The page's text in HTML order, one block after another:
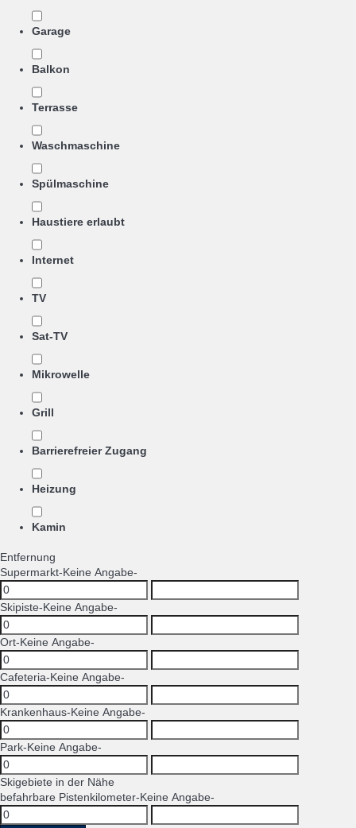
Garage
Balkon
Terrasse
Waschmaschine
Spülmaschine
Haustiere erlaubt
Internet
TV
Sat-TV
Mikrowelle
Grill
Barrierefreier Zugang
Heizung
Kamin
Entfernung
Supermarkt-Keine Angabe-
Skipiste-Keine Angabe-
Ort-Keine Angabe-
Cafeteria-Keine Angabe-
Krankenhaus-Keine Angabe-
Park-Keine Angabe-
Skigebiete in der Nähe
befahrbare Pistenkilometer-Keine Angabe-